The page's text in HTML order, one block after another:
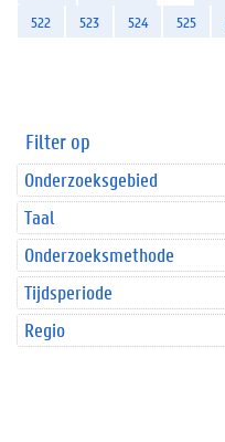
522
523 524 525
Filter op
Onderzoeksgebied
Taal
Onderzoeksmethode
Tijdsperiode
Regio